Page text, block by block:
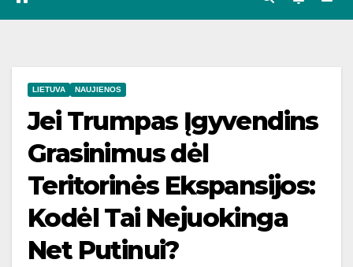
LIETUVA NAUJIENOS
Jei Trumpas Įgyvendins
Grasinimus dėl
Teritorinės Ekspansijos:
Kodėl Tai Nejuokinga
Net Putinui?